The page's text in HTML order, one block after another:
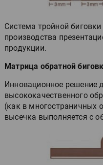
Система тройной
производства
продукции.
Матрица обратной
Инновационное решение
высококачественного
(как в многостраничных
высечка выполняется с